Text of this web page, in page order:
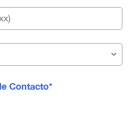
Contacto*